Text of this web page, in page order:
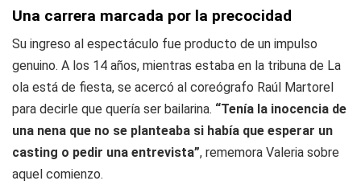
Una carrera marcada por la precocidad
Su ingreso al espectáculo fue producto de un impulso
genuino. A los 14 años, mientras estaba en la tribuna de La
ola está de fiesta, se acercó al coreógrafo Raúl Martorel
para decirle que quería ser bailarina. “Tenía la inocencia de
una nena que no se planteaba si había que esperar un
casting o pedir una entrevista”, rememora Valeria sobre
aquel comienzo.